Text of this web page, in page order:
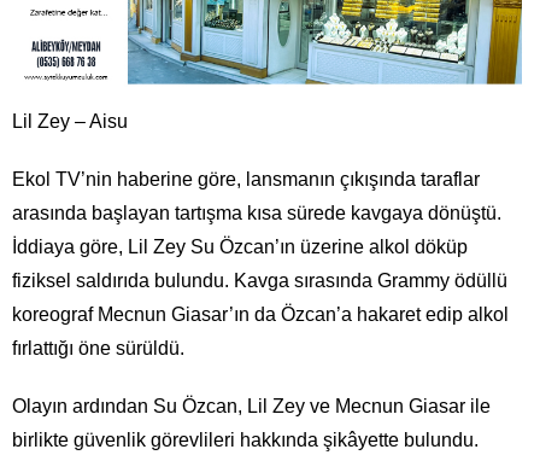
Lil Zey – Aisu
Ekol TV’nin haberine göre, lansmanın çıkışında taraflar
arasında başlayan tartışma kısa sürede kavgaya dönüştü.
İddiaya göre, Lil Zey Su Özcan’ın üzerine alkol döküp
fiziksel saldırıda bulundu. Kavga sırasında Grammy ödüllü
koreograf Mecnun Giasar’ın da Özcan’a hakaret edip alkol
fırlattığı öne sürüldü.
Olayın ardından Su Özcan, Lil Zey ve Mecnun Giasar ile
birlikte güvenlik görevlileri hakkında şikâyette bulundu.